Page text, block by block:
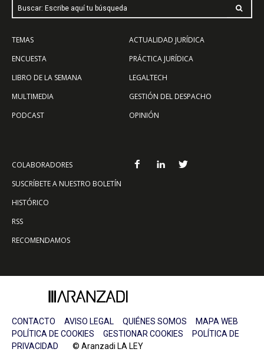
Buscar: Escribe aquí tu búsqueda
TEMAS
ENCUESTA
LIBRO DE LA SEMANA
MULTIMEDIA
PODCAST
ACTUALIDAD JURÍDICA
PRÁCTICA JURÍDICA
LEGALTECH
GESTIÓN DEL DESPACHO
OPINIÓN
COLABORADORES
SUSCRÍBETE A NUESTRO BOLETÍN
HISTÓRICO
RSS
RECOMENDAMOS
CONTACTO AVISO LEGAL QUIÉNES SOMOS
MAPA WEB
POLÍTICA DE COOKIES
GESTIONAR COOKIES
POLÍTICA DE
PRIVACIDAD © Aranzadi LA LEY